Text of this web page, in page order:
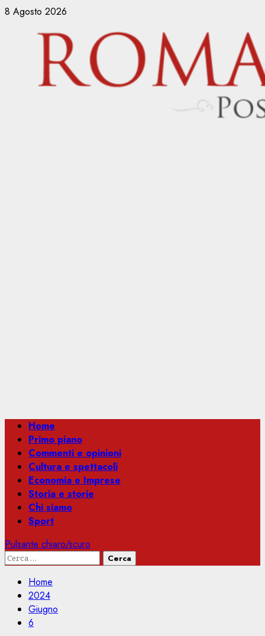
Vai
contenuto
8 Agosto 2026
Menu
principale
Home
Primo piano
Commenti e opinioni
Cultura e spettacoli
Economia e Imprese
Storia e storie
Chi siamo
Sport
Pulsante chiaro/scuro
Ricerca
Home
2024
Giugno
6